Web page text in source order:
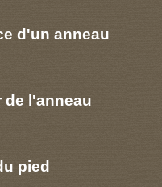
d'un anneau
de l'anneau
pied